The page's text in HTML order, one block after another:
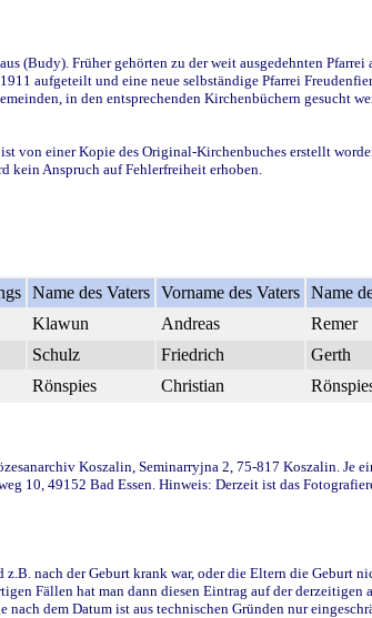
(Budy). Früher gehörten zu der weit ausgedehnten
aufgeteilt und eine neue selbständige Pfarrei
in den entsprechenden Kirchenbüchern gesucht
von einer Kopie des Original-Kirchenbuches erstellt
kein Anspruch auf Fehlerfreiheit erhoben.
Name des Vaters Vorname des Vaters Name
Klawun Andreas Remer
Schulz Friedrich Gerth
Rönspies Christian
Koszalin, Seminarryjna 2, 75-817 Koszalin. Je
10, 49152 Bad Essen. Hinweis: Derzeit ist das
nach der Geburt krank war, oder die Eltern die Geburt
Fällen hat man dann diesen Eintrag auf der derzeitigen
dem Datum ist aus technischen Gründen nur